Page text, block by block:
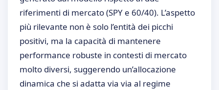
riferimenti di mercato (SPY e 60/40). L’aspetto
più rilevante non è solo l’entità dei picchi
positivi, ma la capacità di mantenere
performance robuste in contesti di mercato
molto diversi, suggerendo un’allocazione
dinamica che si adatta via via al regime